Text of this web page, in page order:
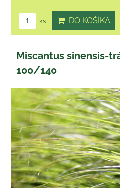
ks DO KOŠÍKA
Miscantus sinensis-
100/140